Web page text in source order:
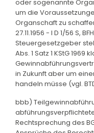
oder sogenannte
um die
Organschaft zu
27.11.1956 - I D 1/56 S,
Steuergesetzgeber
Abs. 1 Satz 1 KStG
in Zukunft aber um
handeln müsse (vgl.
bbb)
Rechtsprechung des